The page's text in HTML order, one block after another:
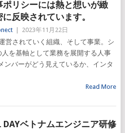
ポリシーには熱と想いが緻
に反映されています。
2023年11月22日
されていく組織、そして事業。シ
を基軸として業務を展開する人事
ンバーがどう見えているか、インタ
Read More
DAYベトナムエンジニア研修